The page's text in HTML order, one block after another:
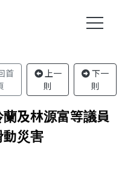
首
上一
則
下一
則
及林源富等議員
災害